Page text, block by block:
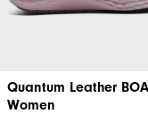
Quantum Leather BOA
Women